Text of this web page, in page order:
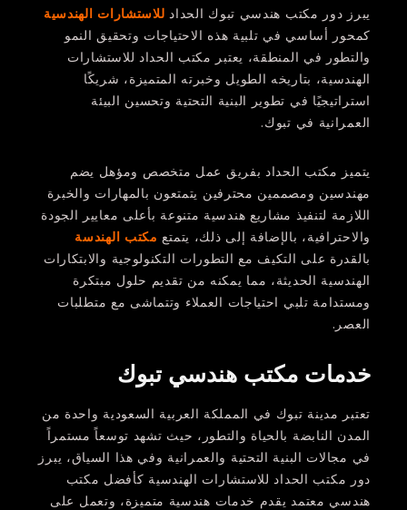
يبرز دور مكتب هندسي تبوك الحداد للاستشارات الهندسية
كمحور أساسي في تلبية هذه الاحتياجات وتحقيق النمو
والتطور في المنطقة، يعتبر مكتب الحداد للاستشارات
الهندسية، بتاريخه الطويل وخبرته المتميزة، شريكًا
استراتيجيًا في تطوير البنية التحتية وتحسين البيئة
العمرانية في تبوك.
يتميز مكتب الحداد بفريق عمل متخصص ومؤهل يضم
مهندسين ومصممين محترفين يتمتعون بالمهارات والخبرة
اللازمة لتنفيذ مشاريع هندسية متنوعة بأعلى معايير الجودة
والاحترافية، بالإضافة إلى ذلك، يتمتع مكتب الهندسة
بالقدرة على التكيف مع التطورات التكنولوجية والابتكارات
الهندسية الحديثة، مما يمكنه من تقديم حلول مبتكرة
ومستدامة تلبي احتياجات العملاء وتتماشى مع متطلبات
العصر.
خدمات مكتب هندسي تبوك
تعتبر مدينة تبوك في المملكة العربية السعودية واحدة من
المدن النابضة بالحياة والتطور، حيث تشهد توسعاً مستمراً
في مجالات البنية التحتية والعمرانية وفي هذا السياق، يبرز
دور مكتب الحداد للاستشارات الهندسية كأفضل مكتب
هندسي معتمد يقدم خدمات هندسية متميزة، وتعمل على